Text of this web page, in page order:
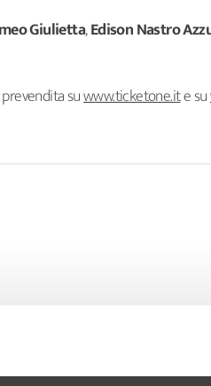
Giulietta,EdisonNastro
suwww.ticketone.ite su